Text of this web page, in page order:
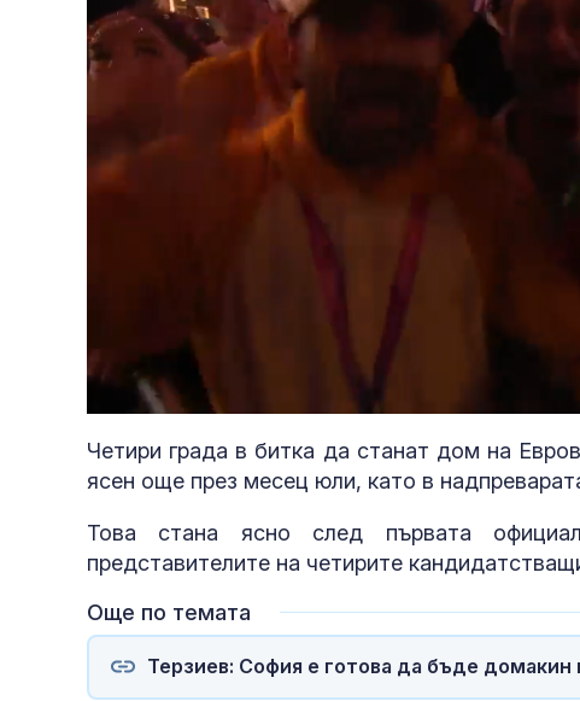
Unmute
Четири града в битка да станат дом на
ясен още през месец юли, като в
Това стана ясно след първата
представителите на четирите
Още по темата
Терзиев: София е готова да бъде домакин